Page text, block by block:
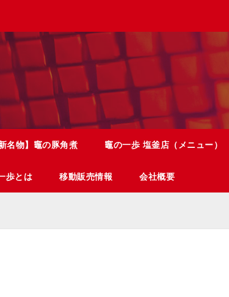
新名物】竈の豚角煮 竈の一歩 塩釜店（メニュー）
歩とは 移動販売情報 会社概要